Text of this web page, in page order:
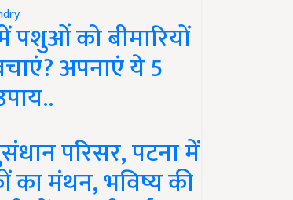
पशुओं को बीमारियों
अपनाएं ये 5
परिसर, पटना में
का मंथन, भविष्य की